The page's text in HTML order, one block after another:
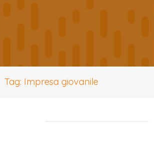
Tag: Impresa giovanile